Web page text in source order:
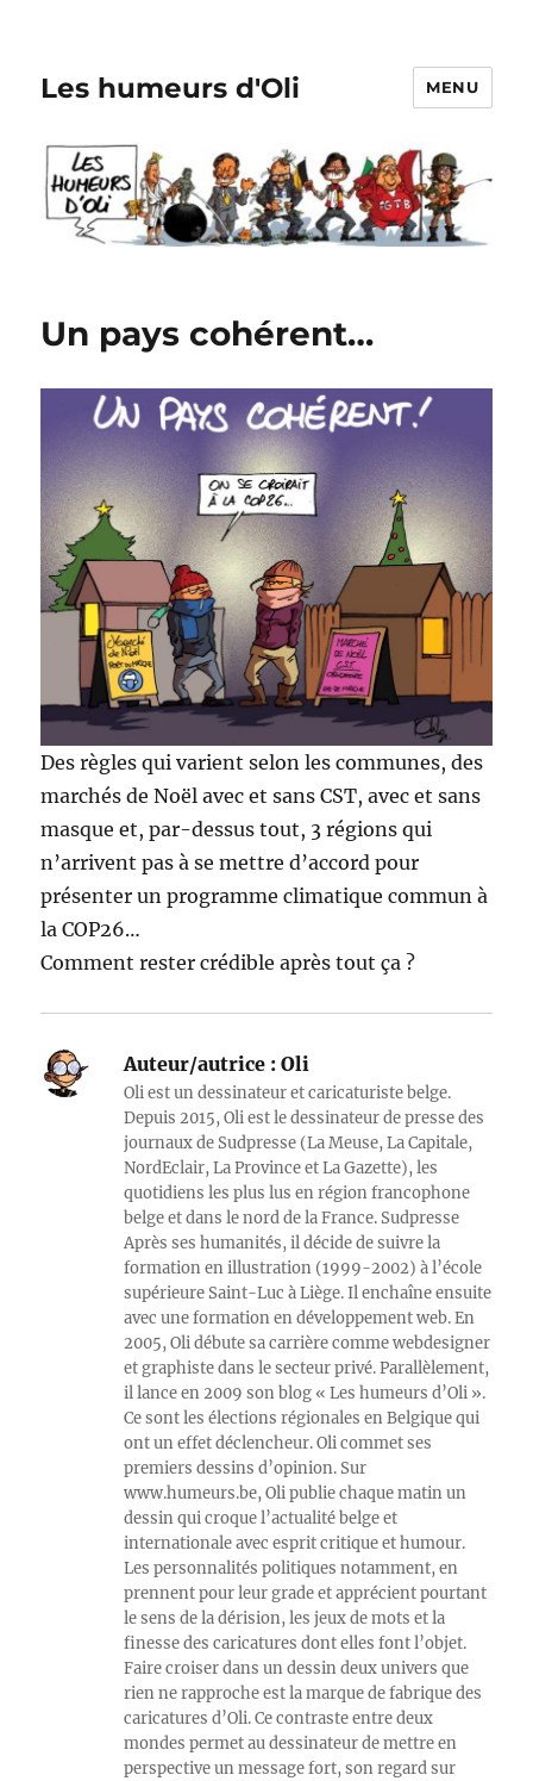
Les humeurs d'Oli MENU
Un pays cohérent…
Des règles qui varient selon les communes, des
marchés de Noël avec et sans CST, avec et sans
masque et, par-dessus tout, 3 régions qui
n’arrivent pas à se mettre d’accord pour
présenter un programme climatique commun à
la COP26…
Comment rester crédible après tout ça ?
Auteur/autrice : Oli
Oli est un dessinateur et caricaturiste belge.
Depuis 2015, Oli est le dessinateur de presse des
journaux de Sudpresse (La Meuse, La Capitale,
NordEclair, La Province et La Gazette), les
quotidiens les plus lus en région francophone
belge et dans le nord de la France. Sudpresse
Après ses humanités, il décide de suivre la
formation en illustration (1999-2002) à l’école
supérieure Saint-Luc à Liège. Il enchaîne ensuite
avec une formation en développement web. En
2005, Oli débute sa carrière comme webdesigner
et graphiste dans le secteur privé. Parallèlement,
il lance en 2009 son blog « Les humeurs d’Oli ».
Ce sont les élections régionales en Belgique qui
ont un effet déclencheur. Oli commet ses
premiers dessins d’opinion. Sur
www.humeurs.be, Oli publie chaque matin un
dessin qui croque l’actualité belge et
internationale avec esprit critique et humour.
Les personnalités politiques notamment, en
prennent pour leur grade et apprécient pourtant
le sens de la dérision, les jeux de mots et la
finesse des caricatures dont elles font l’objet.
Faire croiser dans un dessin deux univers que
rien ne rapproche est la marque de fabrique des
caricatures d’Oli. Ce contraste entre deux
mondes permet au dessinateur de mettre en
perspective un message fort, son regard sur